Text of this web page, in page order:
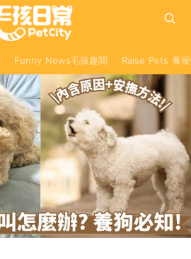
Funny News毛孩趣聞 Raise Pets 養